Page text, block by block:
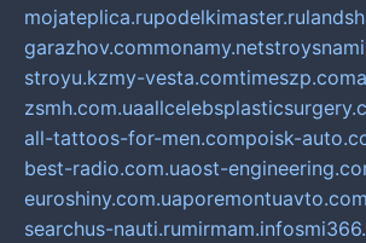
mojateplica.rupodelkimaster.ru
garazhov.commonamy.net
stroyu.kzmy-vesta.comtimeszp.com
zsmh.com.ua
all-tattoos-for-men.compoisk-
best-radio.com.uaost-
euroshiny.com.uaporemontuavto.com
searchus-nauti.rumirmam.info